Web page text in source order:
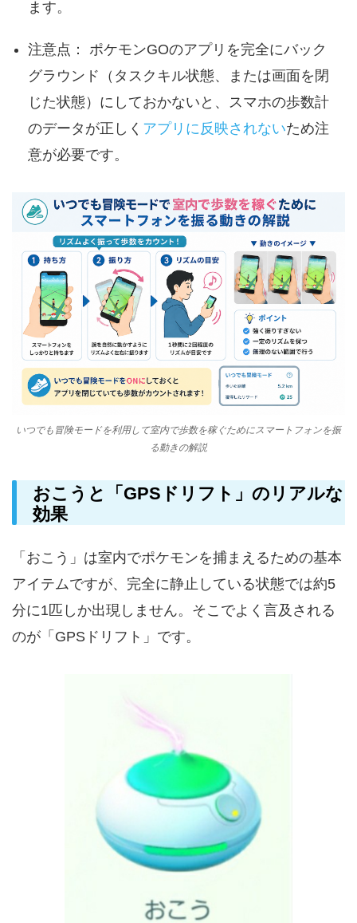
ます。
注意点： ポケモンGOのアプリを完全にバック
グラウンド（タスクキル状態、または画面を閉
じた状態）にしておかないと、スマホの歩数計
のデータが正しく アプリに反映されないため注
意が必要です。
いつでも冒険モードを利用して室内で歩数を稼ぐためにスマートフォンを振
る動きの解説
おこうと「GPSドリフト」のリアルな
効果
「おこう」は室内でポケモンを捕まえるための基本
アイテムですが、完全に静止している状態では約5
分に1匹しか出現しません。そこでよく言及される
のが「GPSドリフト」です。